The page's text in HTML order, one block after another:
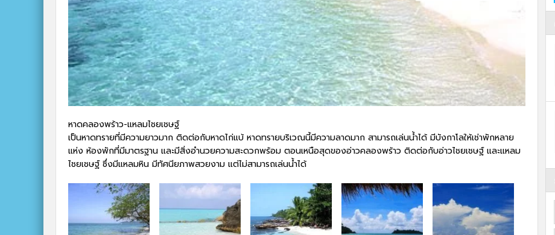
หาดคลองพร้าว-แหลมไชยเชษฐ์
เป็นหาดทรายที่มีความยาวมาก ติดต่อกับหาดไก่แบ้ หาดทรายบริเวณนี้มีความลาดมาก สามารถเล่นน้ำได้ มีบังกาโลให้เช่าพักหลาย
แห่ง ห้องพักที่มีมาตรฐาน และมีสิ่งอำนวยความสะดวกพร้อม ตอนเหนือสุดของอ่าวคลองพร้าว ติดต่อกับอ่าวไชยเชษฐ์ และแหลม
ไชยเชษฐ์ ซึ่งมีแหลมหิน มีทัศนียภาพสวยงาม แต่ไม่สามารถเล่นน้ำได้